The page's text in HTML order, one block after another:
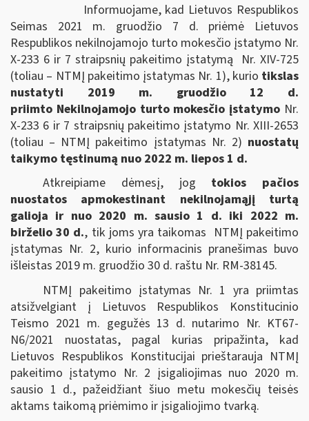
Informuojame, kad Lietuvos Respublikos
Seimas 2021 m. gruodžio 7 d. priėmė Lietuvos
Respublikos nekilnojamojo turto mokesčio įstatymo Nr.
X-233 6 ir 7 straipsnių pakeitimo įstatymą Nr. XIV-725
(toliau – NTMĮ pakeitimo įstatymas Nr. 1), kurio tikslas
nustatyti 2019 m. gruodžio 12 d.
priimto Nekilnojamojo turto mokesčio įstatymo Nr.
X-233 6 ir 7 straipsnių pakeitimo įstatymo Nr. XIII-2653
(toliau – NTMĮ pakeitimo įstatymas Nr. 2) nuostatų
taikymo tęstinumą nuo 2022 m. liepos 1 d.
Atkreipiame dėmesį, jog tokios pačios
nuostatos apmokestinant nekilnojamąjį turtą
galioja ir nuo 2020 m. sausio 1 d. iki 2022 m.
birželio 30 d., tik joms yra taikomas NTMĮ pakeitimo
įstatymas Nr. 2, kurio informacinis pranešimas buvo
išleistas 2019 m. gruodžio 30 d. raštu Nr. RM-38145.
NTMĮ pakeitimo įstatymas Nr. 1 yra priimtas
atsižvelgiant į Lietuvos Respublikos Konstitucinio
Teismo 2021 m. gegužės 13 d. nutarimo Nr. KT67-
N6/2021 nuostatas, pagal kurias pripažinta, kad
Lietuvos Respublikos Konstitucijai prieštarauja NTMĮ
pakeitimo įstatymo Nr. 2 įsigaliojimas nuo 2020 m.
sausio 1 d., pažeidžiant šiuo metu mokesčių teisės
aktams taikomą priėmimo ir įsigaliojimo tvarką.